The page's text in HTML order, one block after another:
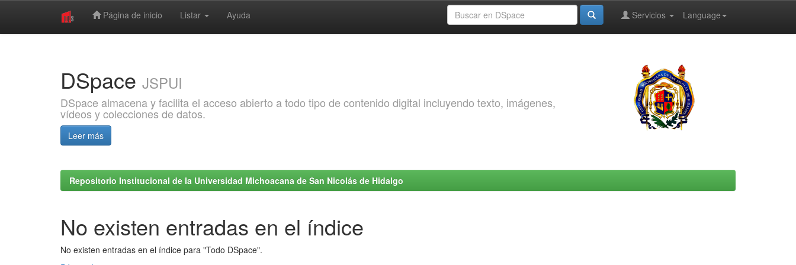
Página de inicio Listar Ayuda Language
Servicios
DSpace JSPUI
DSpace almacena y facilita el acceso abierto a todo tipo de contenido digital incluyendo texto, imágenes,
vídeos y colecciones de datos.
Leer más
Repositorio Institucional de la Universidad Michoacana de San Nicolás de Hidalgo
No existen entradas en el índice
No existen entradas en el índice para "Todo DSpace".